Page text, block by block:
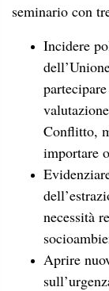
seminario con
Incidere
Conflitto,
importare
necessità
Aprire